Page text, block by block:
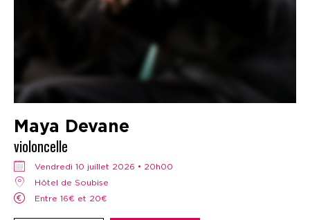
Maya Devane
violoncelle
vendredi 10 juillet 2026 • 20h00
Hôtel de Soubise
Entre 16€ et 20€